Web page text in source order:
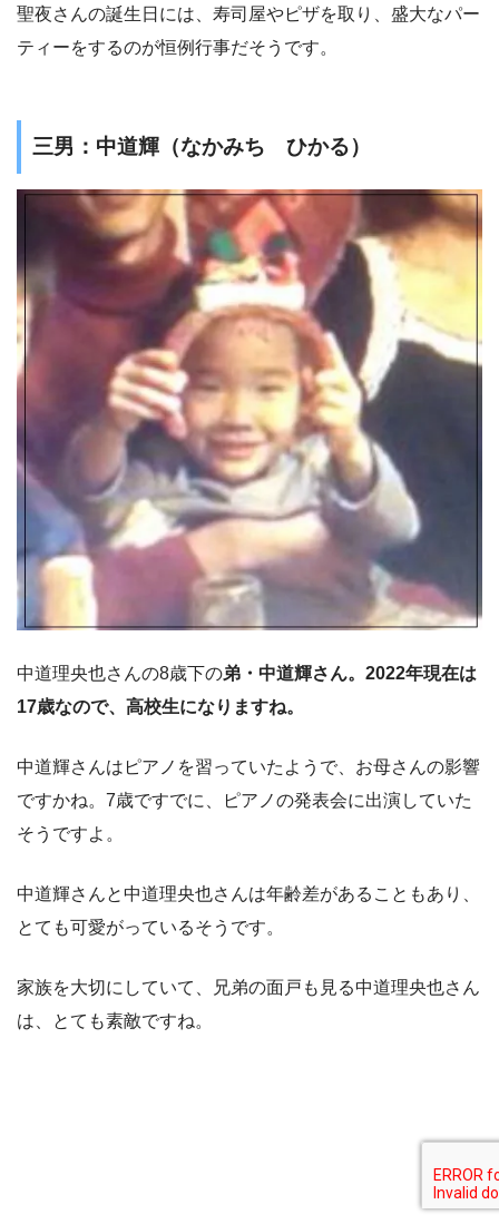
聖夜さんの誕生日には、寿司屋やピザを取り、盛大なパー
ティーをするのが恒例行事だそうです。
三男：中道輝（なかみち ひかる）
中道理央也さんの8歳下の弟・中道輝さん。2022年現在は
17歳なので、高校生になりますね。
中道輝さんはピアノを習っていたようで、お母さんの影響
ですかね。7歳ですでに、ピアノの発表会に出演していた
そうですよ。
中道輝さんと中道理央也さんは年齢差があることもあり、
とても可愛がっているそうです。
家族を大切にしていて、兄弟の面戸も見る中道理央也さん
は、とても素敵ですね。